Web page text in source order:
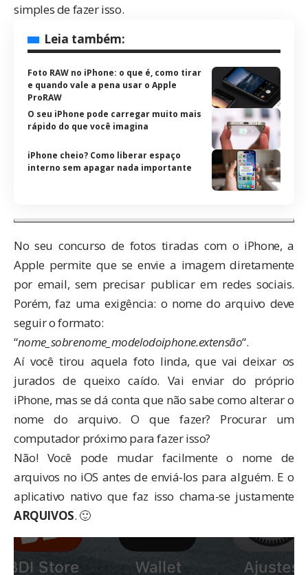
simples de fazer isso.
Leia também:
Foto RAW no iPhone: o que é, como tirar
e quando vale a pena usar o Apple
ProRAW
O seu iPhone pode carregar muito mais
rápido do que você imagina
iPhone cheio? Como liberar espaço
interno sem apagar nada importante
No seu concurso de fotos tiradas com o iPhone, a
Apple permite que se envie a imagem diretamente
por email, sem precisar publicar em redes sociais.
Porém, faz uma exigência: o nome do arquivo deve
seguir o formato:
“nome_sobrenome_modelodoiphone.extensão“.
Aí você tirou aquela foto linda, que vai deixar os
jurados de queixo caído. Vai enviar do próprio
iPhone, mas se dá conta que não sabe como alterar o
nome do arquivo. O que fazer? Procurar um
computador próximo para fazer isso?
Não! Você pode mudar facilmente o nome de
arquivos no iOS antes de enviá-los para alguém. E o
aplicativo nativo que faz isso chama-se justamente
ARQUIVOS. 🙂